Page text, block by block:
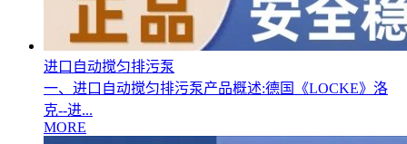
进口自动搅匀排污泵
一、进口自动搅匀排污泵产品概述:德国《LOCKE》洛
克--进...
MORE